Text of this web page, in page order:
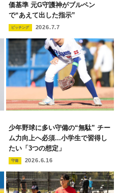
価基準 元G守護神がブルペン
で“あえて出した指示”
ピッチング 2026.7.7
少年野球に多い守備の“無駄” チー
ム力向上へ必須...小学生で習得し
たい「3つの想定」
守備 2026.6.16